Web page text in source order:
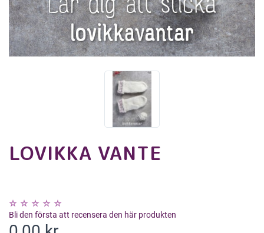
LOVIKKA VANTE
Bli den första att recensera den här produkten